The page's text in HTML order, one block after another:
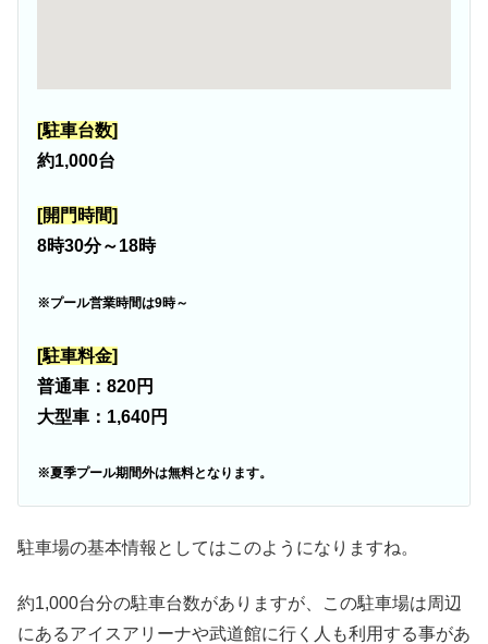
[駐車台数]
約1,000台
[開門時間]
8時30分～18時
※プール営業時間は9時～
[駐車料金]
普通車：820円
大型車：1,640円
※夏季プール期間外は無料となります。
駐車場の基本情報としてはこのようになりますね。
約1,000台分の駐車台数がありますが、この駐車場は周辺
にあるアイスアリーナや武道館に行く人も利用する事があ